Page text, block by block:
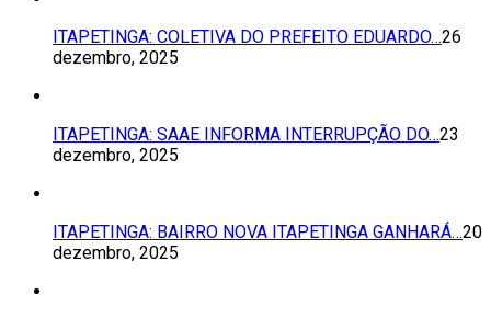
ITAPETINGA: COLETIVA DO PREFEITO EDUARDO…26
dezembro, 2025
ITAPETINGA: SAAE INFORMA INTERRUPÇÃO DO…23
dezembro, 2025
ITAPETINGA: BAIRRO NOVA ITAPETINGA GANHARÁ…20
dezembro, 2025